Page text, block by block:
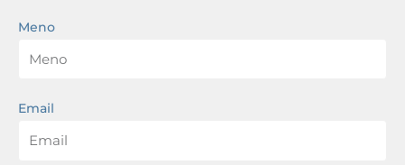
Meno
Email